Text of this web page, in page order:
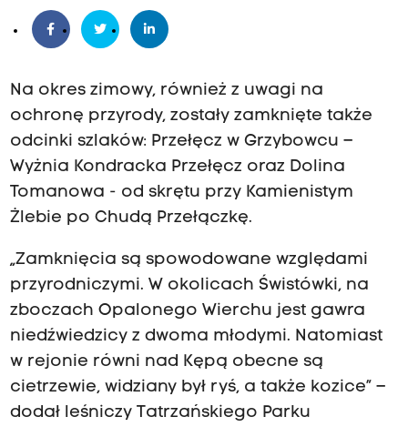
Na okres zimowy, również z uwagi na
ochronę przyrody, zostały zamknięte także
odcinki szlaków: Przełęcz w Grzybowcu –
Wyżnia Kondracka Przełęcz oraz Dolina
Tomanowa - od skrętu przy Kamienistym
Żlebie po Chudą Przełączkę.
„Zamknięcia są spowodowane względami
przyrodniczymi. W okolicach Świstówki, na
zboczach Opalonego Wierchu jest gawra
niedźwiedzicy z dwoma młodymi. Natomiast
w rejonie równi nad Kępą obecne są
cietrzewie, widziany był ryś, a także kozice” –
dodał leśniczy Tatrzańskiego Parku